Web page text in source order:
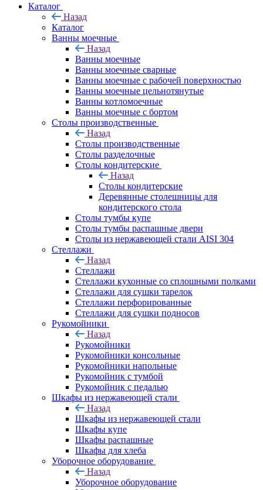
Каталог
Назад
Каталог
Ванны моечные
Назад
Ванны моечные
Ванны моечные сварные
Ванны моечные с рабочей поверхностью
Ванны моечные цельнотянутые
Ванны котломоечные
Ванны моечные с бортом
Столы производственные
Назад
Столы производственные
Столы разделочные
Столы кондитерские
Назад
Столы кондитерские
Деревянные столешницы для
кондитерского стола
Столы тумбы купе
Столы тумбы распашные двери
Столы из нержавеющей стали AISI 304
Стеллажи
Назад
Стеллажи
Стеллажи кухонные со сплошными полками
Стеллажи для сушки тарелок
Стеллажи перфорированные
Стеллажи для сушки подносов
Рукомойники
Назад
Рукомойники
Рукомойники консольные
Рукомойники напольные
Рукомойник с тумбой
Рукомойник с педалью
Шкафы из нержавеющей стали
Назад
Шкафы из нержавеющей стали
Шкафы купе
Шкафы распашные
Шкафы для хлеба
Уборочное оборудование
Назад
Уборочное оборудование